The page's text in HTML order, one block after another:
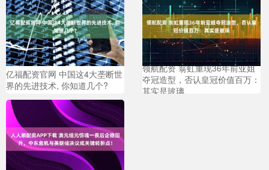
亿福配资官网 中国这4大垄断世
界的先进技术, 你知道几个?
领航配资 翁虹重现36年前亚姐
夺冠造型，否认皇冠价值百万：
其实是玻璃